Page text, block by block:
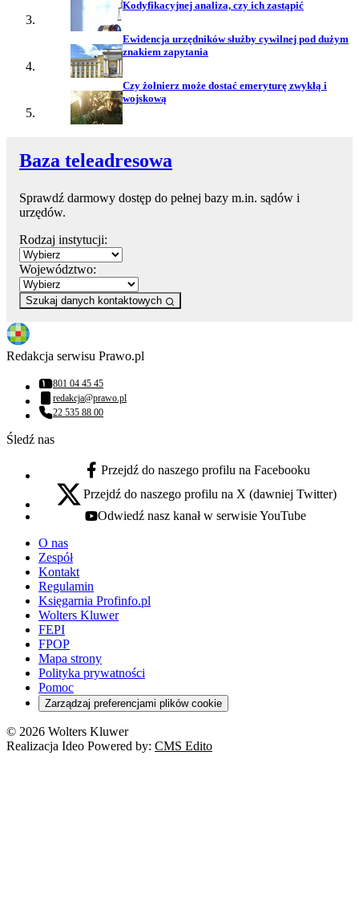
Kodyfikacyjnej analiza, czy ich zastąpić
Ewidencja urzędników służby cywilnej pod dużym
znakiem zapytania
Czy żołnierz może dostać emeryturę zwykłą i
wojskową
Baza teleadresowa
Sprawdź darmowy dostęp do pełnej bazy m.in. sądów i
urzędów.
Rodzaj instytucji:
Województwo:
Szukaj danych kontaktowych
Redakcja serwisu Prawo.pl
Numer telefonu:
801 04 45 45
Adres email:
redakcja@prawo.pl
Numer telefonu:
22 535 88 00
Śledź nas
facebook - otwiera się w nowej karcie
Przejdź do naszego profilu na Facebooku
x - otwiera się w nowej karcie
Przejdź do naszego profilu na X (dawniej Twitter)
youtube - otwiera się w nowej karcie
Odwiedź nasz kanał w serwisie YouTube
O nas
Zespół
Kontakt
Regulamin
Księgarnia Profinfo.pl
Wolters Kluwer
FEPI
FPOP
Mapa strony
Polityka prywatności
Pomoc
Zarządzaj preferencjami plików cookie
© 2026 Wolters Kluwer
Realizacja Ideo Powered by: CMS Edito